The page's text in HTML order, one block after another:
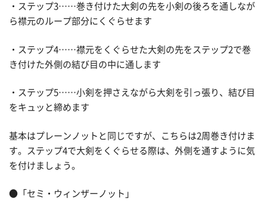
・ステップ3……巻き付けた大剣の先を小剣の後ろを通しなが
ら襟元のループ部分にくぐらせます
・ステップ4……襟元をくぐらせた大剣の先をステップ2で巻
き付けた外側の結び目の中に通します
・ステップ5……小剣を押さえながら大剣を引っ張り、結び目
をキュッと締めます
基本はプレーンノットと同じですが、こちらは2周巻き付けま
す。ステップ4で大剣をくぐらせる際は、外側を通すように気
を付けましょう。
●「セミ・ウィンザーノット」